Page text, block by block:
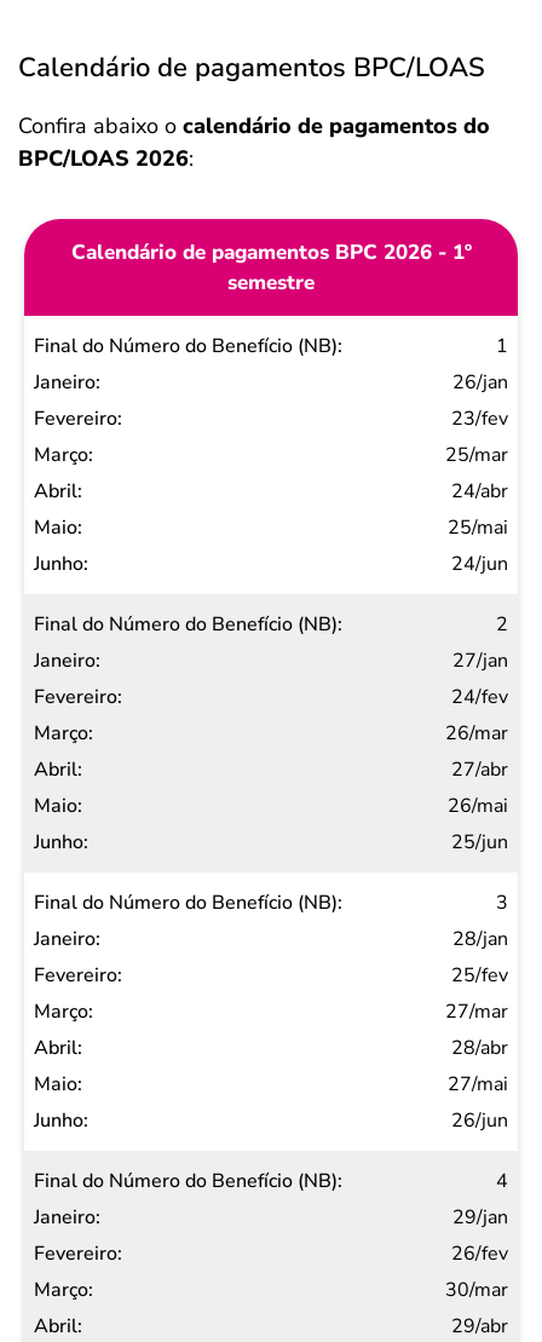
Calendário de pagamentos BPC/LOAS
Confira abaixo o calendário de pagamentos do
BPC/LOAS 2026:
Calendário de pagamentos BPC 2026 - 1º
semestre
Final do
Número
do
Benefício
(NB)
Janeiro
Fevereiro
Abril
Maio
Junho
1
26/jan
23/fev
25/mar
24/abr
25/mai
24/jun
2
27/jan
24/fev
26/mar
27/abr
26/mai
25/jun
3
28/jan
25/fev
27/mar
28/abr
27/mai
26/jun
4
29/jan
26/fev
30/mar
29/abr